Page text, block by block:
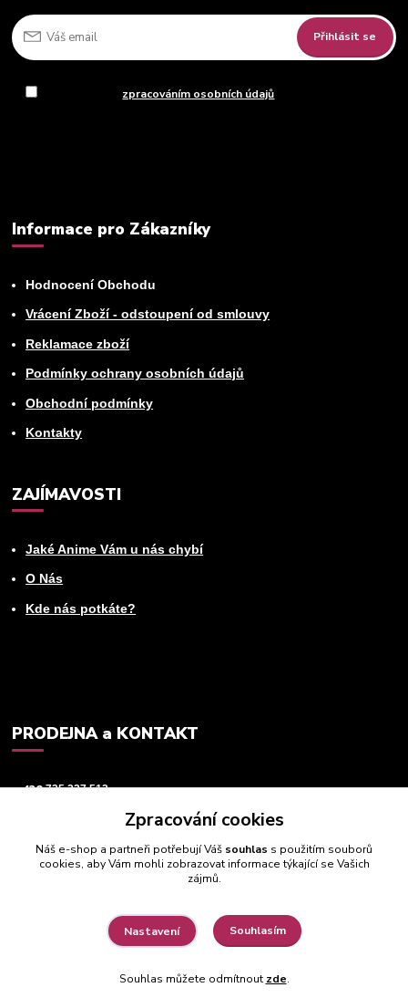
Přihlásit se
zpracováním osobních údajů
Informace pro Zákazníky
Hodnocení Obchodu
Vrácení Zboží - odstoupení od smlouvy
Reklamace zboží
Podmínky ochrany osobních údajů
Obchodní podmínky
Kontakty
ZAJÍMAVOSTI
Jaké Anime Vám u nás chybí
O Nás
Kde nás potkáte?
PRODEJNA a KONTAKT
+420725 237 512
Vytvořeno na
Eshop-rychle.cz
Zpracování cookies
Náš e-shop a partneři potřebují Váš souhlas s použitím souborů
cookies, aby Vám mohli zobrazovat informace týkající se Vašich
zájmů.
Nastavení Souhlasím
Souhlas můžete odmítnout zde.